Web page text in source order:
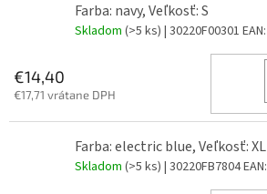
Farba: navy, Veľkosť: S
Skladom (>5 ks) | 30220F00301 EAN:
€14,40
€17,71 vrátane DPH
Farba: electric blue, Veľkosť: XL
Skladom (>5 ks) | 30220FB7804EAN: